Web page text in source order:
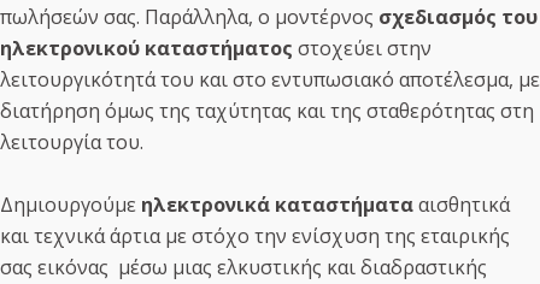
πωλήσεών σας. Παράλληλα, ο μοντέρνος σχεδιασμός του
ηλεκτρονικού καταστήματος στοχεύει στην
λειτουργικότητά του και στο εντυπωσιακό αποτέλεσμα, με
διατήρηση όμως της ταχύτητας και της σταθερότητας στη
λειτουργία του.
Δημιουργούμε ηλεκτρονικά καταστήματααισθητικά
και τεχνικά άρτια με στόχο την ενίσχυση της εταιρικής
σας εικόνας μέσω μιας ελκυστικής και διαδραστικής